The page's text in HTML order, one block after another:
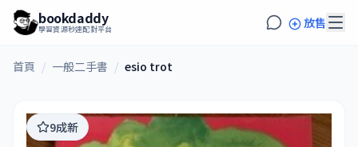
bookdaddy
學習資源秒速配對平台 放售
首頁 / 一般二手書 / esio trot
9成新